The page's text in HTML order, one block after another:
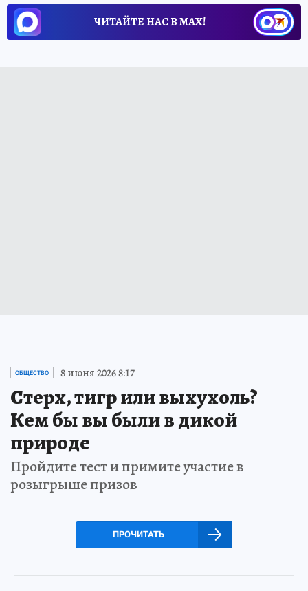
ЧИТАЙТЕ НАС В МАХ!
ОБЩЕСТВО 8 июня 2026 8:17
Стерх, тигр или выхухоль?
Кем бы вы были в дикой
природе
Пройдите тест и примите участие в
розыгрыше призов
ПРОЧИТАТЬ